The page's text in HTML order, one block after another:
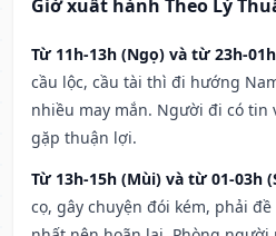
Giờ xuất hành Theo Lý
Từ 11h-13h (Ngọ) và từ 23h-
cầu lộc, cầu tài thì đi hướng
nhiều may mắn. Người đi có tin
gặp thuận lợi.
Từ 13h-15h (Mùi) và từ 01-03h
cọ, gây chuyện đói kém, phải